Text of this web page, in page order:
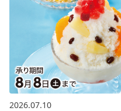
2026.07.10